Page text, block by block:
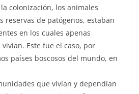
colonización, los animales
reservas de patógenos, estaban
en los cuales apenas
Este fue el caso, por
países boscosos del mundo, en
que vivían y dependían